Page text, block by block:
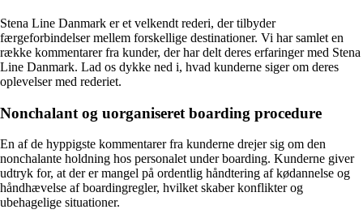
Stena Line Danmark er et velkendt rederi, der tilbyder
færgeforbindelser mellem forskellige destinationer. Vi har samlet en
række kommentarer fra kunder, der har delt deres erfaringer med Stena
Line Danmark. Lad os dykke ned i, hvad kunderne siger om deres
oplevelser med rederiet.
Nonchalant og uorganiseret boarding procedure
En af de hyppigste kommentarer fra kunderne drejer sig om den
nonchalante holdning hos personalet under boarding. Kunderne giver
udtryk for, at der er mangel på ordentlig håndtering af kødannelse og
håndhævelse af boardingregler, hvilket skaber konflikter og
ubehagelige situationer.